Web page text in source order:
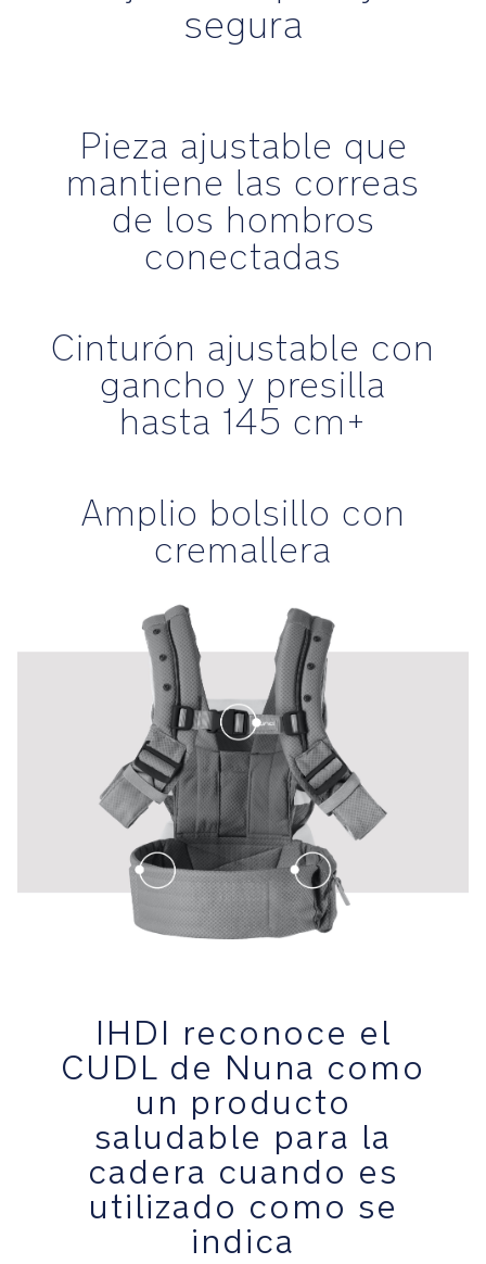
segura
Pieza ajustable que
mantiene las correas
de los hombros
conectadas
Cinturón ajustable con
gancho y presilla
hasta 145 cm+
Amplio bolsillo con
cremallera
IHDI reconoce el
CUDL de Nuna como
un producto
saludable para la
cadera cuando es
utilizado como se
indica